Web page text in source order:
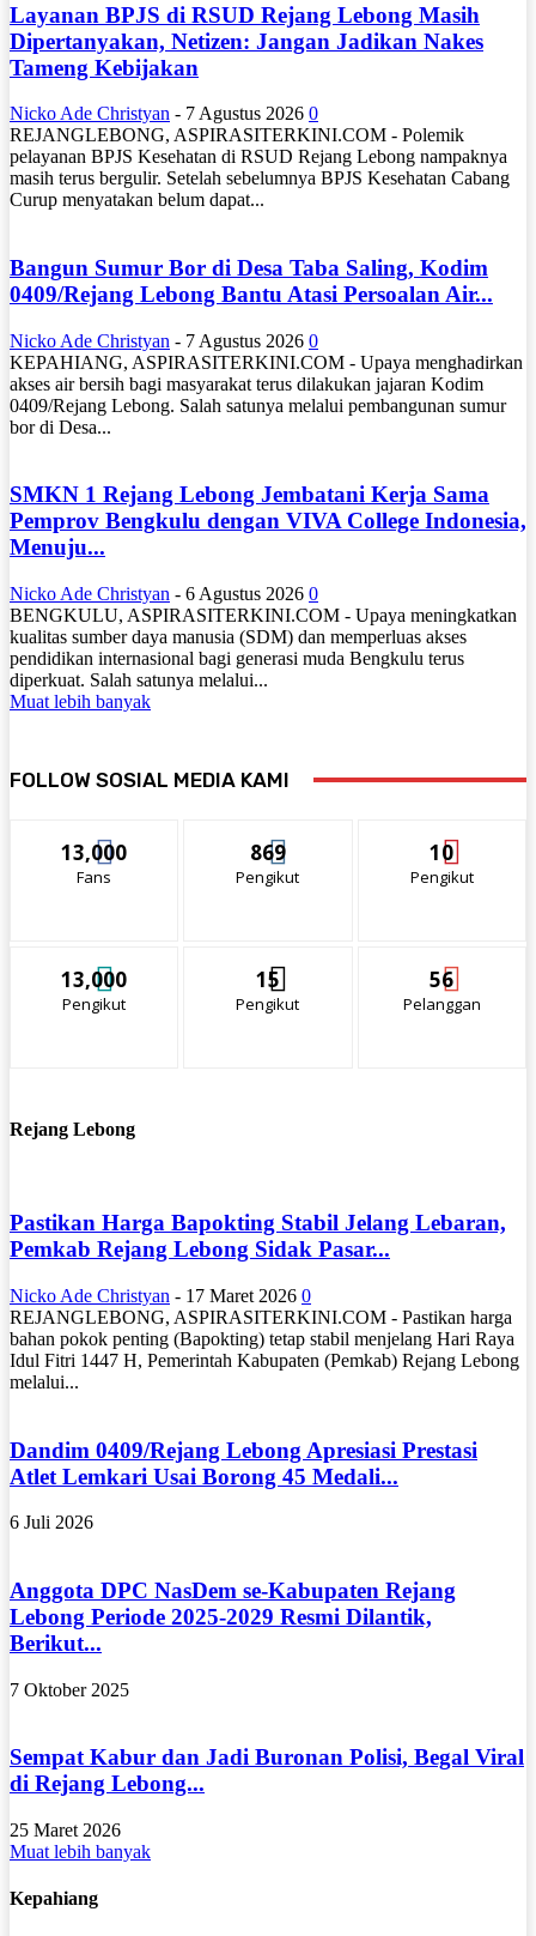
Layanan BPJS di RSUD Rejang Lebong Masih
Dipertanyakan, Netizen: Jangan Jadikan Nakes
Tameng Kebijakan
Nicko Ade Christyan - 7 Agustus 2026 0
REJANGLEBONG, ASPIRASITERKINI.COM - Polemik
pelayanan BPJS Kesehatan di RSUD Rejang Lebong nampaknya
masih terus bergulir. Setelah sebelumnya BPJS Kesehatan Cabang
Curup menyatakan belum dapat...
Bangun Sumur Bor di Desa Taba Saling, Kodim
0409/Rejang Lebong Bantu Atasi Persoalan Air...
Nicko Ade Christyan - 7 Agustus 2026 0
KEPAHIANG, ASPIRASITERKINI.COM - Upaya menghadirkan
akses air bersih bagi masyarakat terus dilakukan jajaran Kodim
0409/Rejang Lebong. Salah satunya melalui pembangunan sumur
bor di Desa...
SMKN 1 Rejang Lebong Jembatani Kerja Sama
Pemprov Bengkulu dengan VIVA College Indonesia,
Menuju...
Nicko Ade Christyan - 6 Agustus 2026 0
BENGKULU, ASPIRASITERKINI.COM - Upaya meningkatkan
kualitas sumber daya manusia (SDM) dan memperluas akses
pendidikan internasional bagi generasi muda Bengkulu terus
diperkuat. Salah satunya melalui...
Muat lebih banyak
FOLLOW SOSIAL MEDIA KAMI
13,000
Fans
869
Pengikut
10
Pengikut
13,000
Pengikut
15
Pengikut
56
Pelanggan
Rejang Lebong
Pastikan Harga Bapokting Stabil Jelang Lebaran,
Pemkab Rejang Lebong Sidak Pasar...
Nicko Ade Christyan - 17 Maret 2026 0
REJANGLEBONG, ASPIRASITERKINI.COM - Pastikan harga
bahan pokok penting (Bapokting) tetap stabil menjelang Hari Raya
Idul Fitri 1447 H, Pemerintah Kabupaten (Pemkab) Rejang Lebong
melalui...
Dandim 0409/Rejang Lebong Apresiasi Prestasi
Atlet Lemkari Usai Borong 45 Medali...
6 Juli 2026
Anggota DPC NasDem se-Kabupaten Rejang
Lebong Periode 2025-2029 Resmi Dilantik,
Berikut...
7 Oktober 2025
Sempat Kabur dan Jadi Buronan Polisi, Begal Viral
di Rejang Lebong...
25 Maret 2026
Muat lebih banyak
Kepahiang